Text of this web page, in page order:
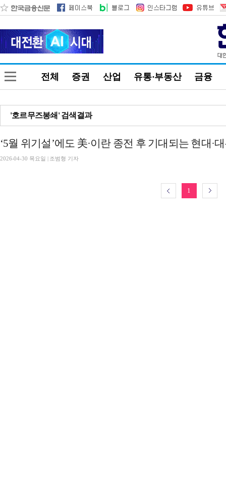
전체 증권 산업 유통·부동산 금융
'호르무즈봉쇄' 검색결과
‘5월 위기설’에도 美·이란 종전 후 기대되는 현대·
2026-04-30 목요일 | 조범형 기자
1